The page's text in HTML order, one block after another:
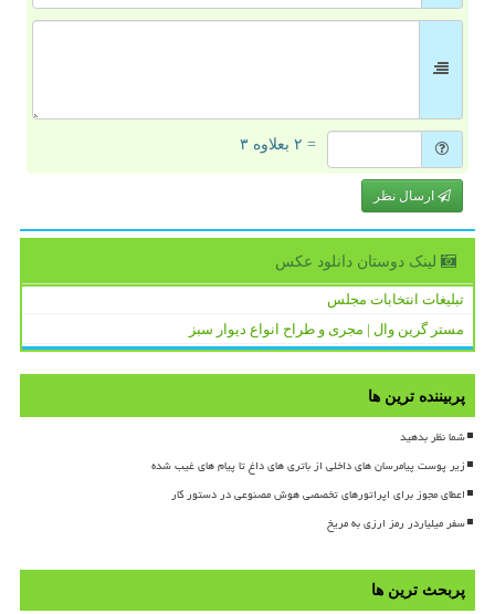
= ۲ بعلاوه ۳
ارسال نظر
لینک دوستان دانلود عكس
تبلیغات انتخابات مجلس
مستر گرین وال | مجری و طراح انواع دیوار سبز
پربیننده ترین ها
شما نظر بدهید
زیر پوست پیامرسان های داخلی از باتری های داغ تا پیام های غیب شده
اعطای مجوز برای اپراتورهای تخصصی هوش مصنوعی در دستور کار
سفر میلیاردر رمز ارزی به مریخ
پربحث ترین ها